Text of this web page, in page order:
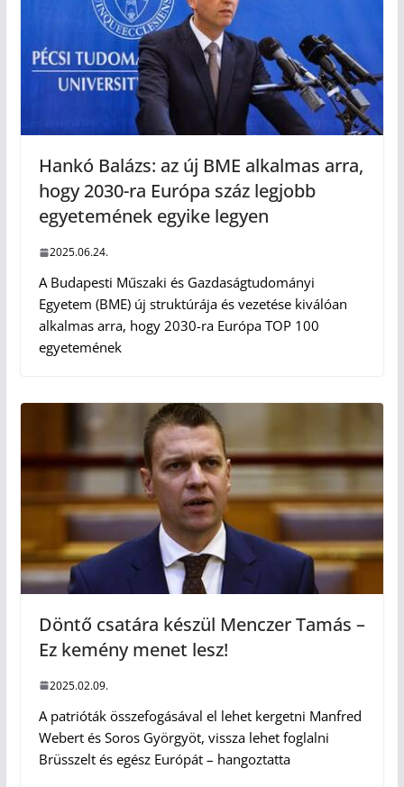
Hankó Balázs: az új BME alkalmas arra,
hogy 2030-ra Európa száz legjobb
egyetemének egyike legyen
2025.06.24.
A Budapesti Műszaki és Gazdaságtudományi
Egyetem (BME) új struktúrája és vezetése kiválóan
alkalmas arra, hogy 2030-ra Európa TOP 100
egyetemének
Döntő csatára készül Menczer Tamás –
Ez kemény menet lesz!
2025.02.09.
A patrióták összefogásával el lehet kergetni Manfred
Webert és Soros Györgyöt, vissza lehet foglalni
Brüsszelt és egész Európát – hangoztatta